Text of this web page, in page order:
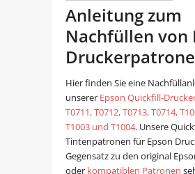
Anleitung zum
Nachfüllen von
Hier finden Sie eine
unserer Epson Quickfill-
T0711, T0712, T0713, T0714,
T1003 und T1004. Unsere
Tintenpatronen für Epson
Gegensatz zu den original
oder kompatiblen Patronen